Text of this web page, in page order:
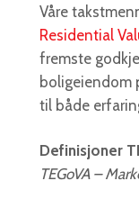
Våre
Residential
fremste
boligeiendom
til både
Definisjoner
TEGoVA –